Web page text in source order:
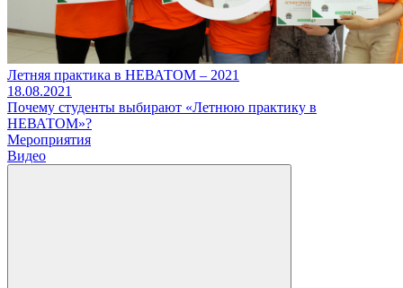
Летняя практика в НЕВАТОМ – 2021
18.08.2021
Почему студенты выбирают «Летнюю практику в
НЕВАТОМ»?
Мероприятия
Видео